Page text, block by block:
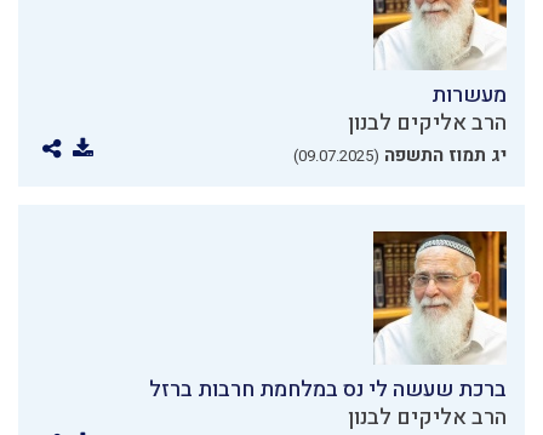
מעשרות
הרב אליקים לבנון
יג תמוז התשפה (09.07.2025)
ברכת שעשה לי נס במלחמת חרבות ברזל
הרב אליקים לבנון